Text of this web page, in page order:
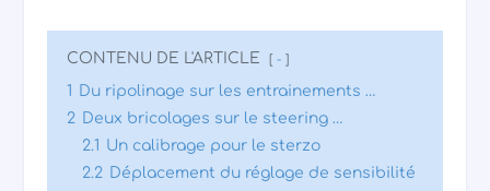
CONTENU DE L'ARTICLE -
1
Du ripolinage sur les entrainements …
2 Deux bricolages sur le steering …
2.1 Un calibrage pour le sterzo
2.2 Déplacement du réglage de sensibilité